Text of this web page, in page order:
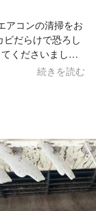
アコンの清掃をお
だらけで恐ろし
くださいまし
ときはリースキン
続きを読む